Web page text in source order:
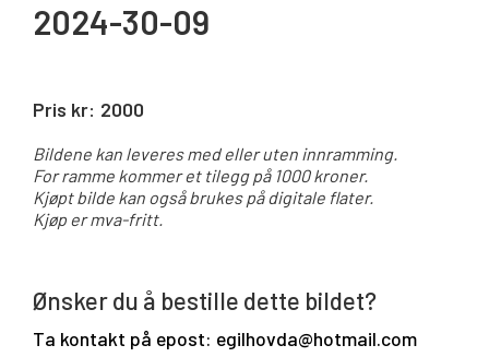
2024-30-09
Pris kr: 2000
Bildene kan leveres med eller uten innramming.
For ramme kommer et tilegg på 1000 kroner.
Kjøpt bilde kan også brukes på digitale flater.
Kjøp er mva-fritt.
Ønsker du å bestille dette bildet?
Ta kontakt på epost: egilhovda@hotmail.com